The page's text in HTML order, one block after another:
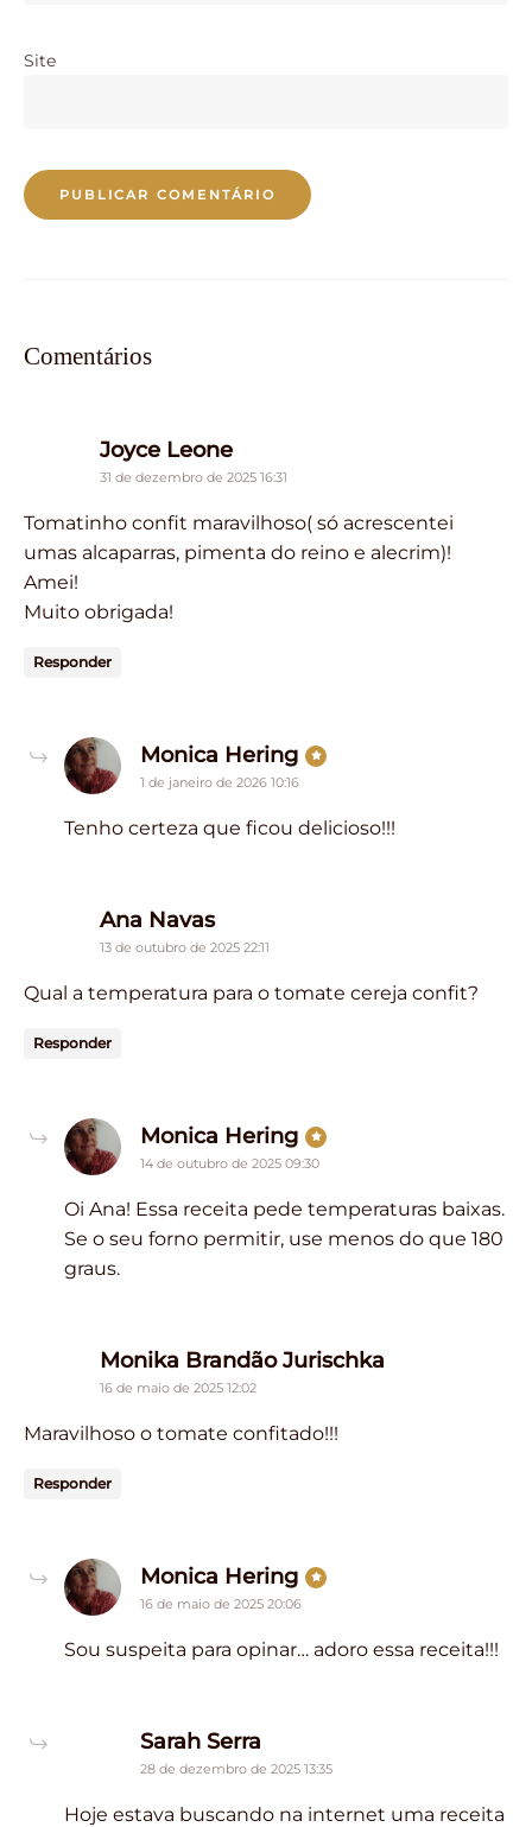
Site
Comentários
Joyce Leonesays:
31 de dezembro de 2025 16:31
Tomatinho confit maravilhoso( só acrescentei
umas alcaparras, pimenta do reino e alecrim)!
Amei!
Muito obrigada!
Responder
Monica Hering says:
1 de janeiro de 2026 10:16
Tenho certeza que ficou delicioso!!!
Ana Navassays:
13 de outubro de 2025 22:11
Qual a temperatura para o tomate cereja confit?
Responder
Monica Hering says:
14 de outubro de 2025 09:30
Oi Ana! Essa receita pede temperaturas baixas.
Se o seu forno permitir, use menos do que 180
graus.
Monika Brandão Jurischka
16 de maio de 2025 12:02
Maravilhoso o tomate confitado!!!
Responder
Monica Hering says:
16 de maio de 2025 20:06
Sou suspeita para opinar… adoro essa receita!!!
Sarah Serra
28 de dezembro de 2025 13:35
Hoje estava buscando na internet uma receita